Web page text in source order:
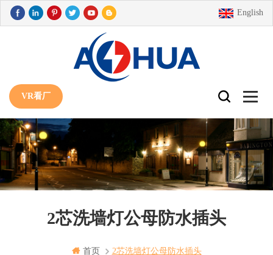
English
VR看厂
2芯洗墙灯公母防水插头
首页 2芯洗墙灯公母防水插头